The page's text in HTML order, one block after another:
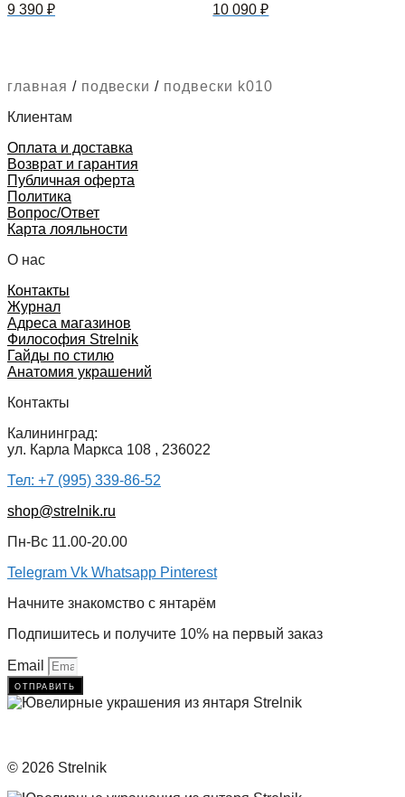
9 390 ₽ 10 090₽
главная / подвески / подвески k010
Клиентам
Оплата и доставка
Возврат и гарантия
Публичная оферта
Политика
Вопрос/Ответ
Карта лояльности
О нас
Контакты
Журнал
Адреса магазинов
Философия Strelnik
Гайды по стилю
Анатомия украшений
Контакты
Калининград:
ул. Карла Маркса 108 , 236022
Тел: +7 (995) 339-86-52
shop@strelnik.ru
Пн-Вс 11.00-20.00
Telegram Vk Whatsapp Pinterest
Начните знакомство с янтарём
Подпишитесь и получите 10% на первый заказ
Email
отправить
© 2026 Strelnik